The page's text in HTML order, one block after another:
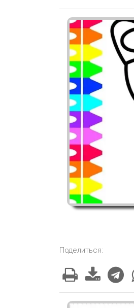
Поделиться: